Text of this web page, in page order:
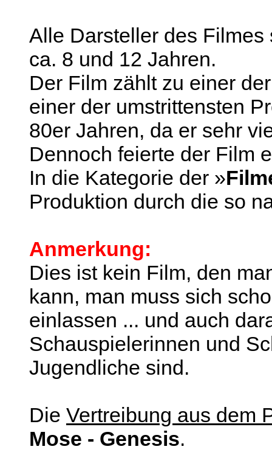
Alle Darsteller des
ca. 8 und 12 Jahren.
Der Film zählt zu einer
einer der umstrittensten
80er Jahren, da er sehr
Dennoch feierte der Film
In die Kategorie der »
Produktion durch die so
Anmerkung:
Dies ist kein Film, den
kann, man muss sich
einlassen ... und auch
Schauspielerinnen und
Jugendliche sind.
Die Vertreibung aus dem
Mose - Genesis.